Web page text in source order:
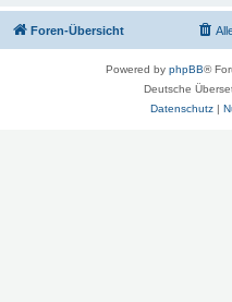
Foren-Übersicht
Powered by phpBB®
Deutsche
Datenschutz|